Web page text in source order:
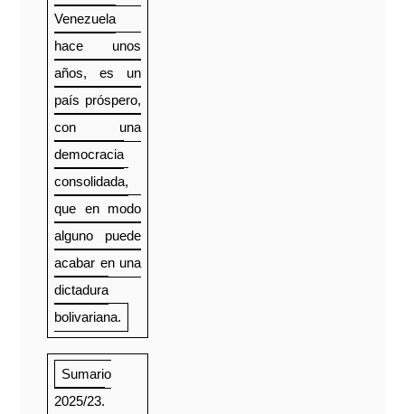
Venezuela
hace unos
años, es un
país próspero,
con una
democracia
consolidada,
que en modo
alguno puede
acabar en una
dictadura
bolivariana.
Sumario
2025/23.